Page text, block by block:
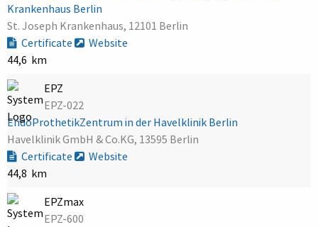
Krankenhaus Berlin
St. Joseph Krankenhaus, 12101 Berlin
Certificate
Website
44,6 km
EPZ
EPZ-022
EndoProthetikZentrum in der Havelklinik Berlin
Havelklinik GmbH & Co.KG, 13595 Berlin
Certificate
Website
44,8 km
EPZmax
EPZ-600